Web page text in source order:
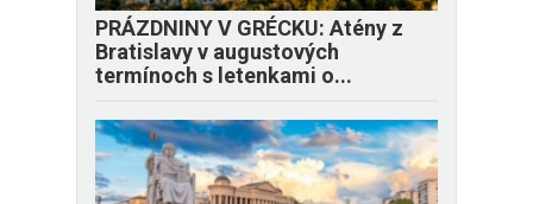
PRÁZDNINY V GRÉCKU: Atény z
Bratislavy v augustových
termínoch s letenkami o...